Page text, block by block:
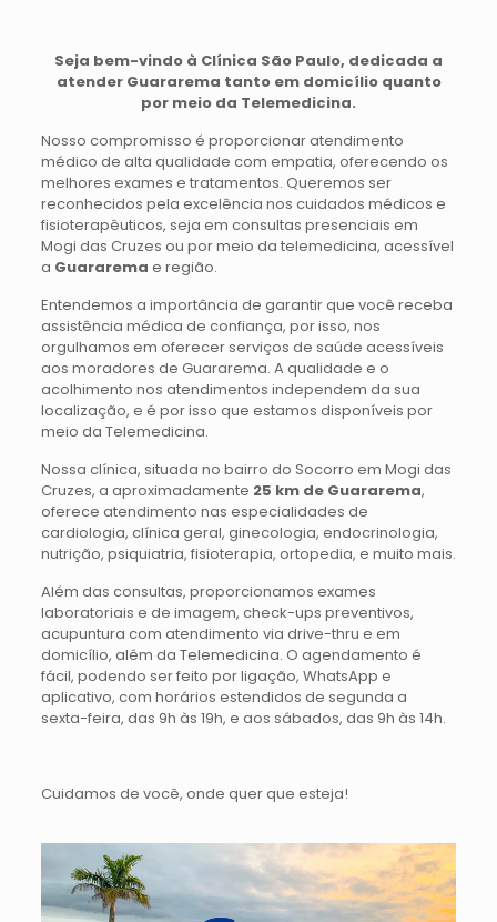
Seja bem-vindo à Clínica São Paulo, dedicada a
atender Guararema tanto em domicílio quanto
por meio da Telemedicina.
Nosso compromisso é proporcionar atendimento
médico de alta qualidade com empatia, oferecendo os
melhores exames e tratamentos. Queremos ser
reconhecidos pela excelência nos cuidados médicos e
fisioterapêuticos, seja em consultas presenciais em
Mogi das Cruzes ou por meio da telemedicina, acessível
a Guararema e região.
Entendemos a importância de garantir que você receba
assistência médica de confiança, por isso, nos
orgulhamos em oferecer serviços de saúde acessíveis
aos moradores de Guararema. A qualidade e o
acolhimento nos atendimentos independem da sua
localização, e é por isso que estamos disponíveis por
meio da Telemedicina.
Nossa clínica, situada no bairro do Socorro em Mogi das
Cruzes, a aproximadamente 25 km de Guararema,
oferece atendimento nas especialidades de
cardiologia, clínica geral, ginecologia, endocrinologia,
nutrição, psiquiatria, fisioterapia, ortopedia, e muito mais.
Além das consultas, proporcionamos exames
laboratoriais e de imagem, check-ups preventivos,
acupuntura com atendimento via drive-thru e em
domicílio, além da Telemedicina. O agendamento é
fácil, podendo ser feito por ligação, WhatsApp e
aplicativo, com horários estendidos de segunda a
sexta-feira, das 9h às 19h, e aos sábados, das 9h às 14h.
Cuidamos de você, onde quer que esteja!